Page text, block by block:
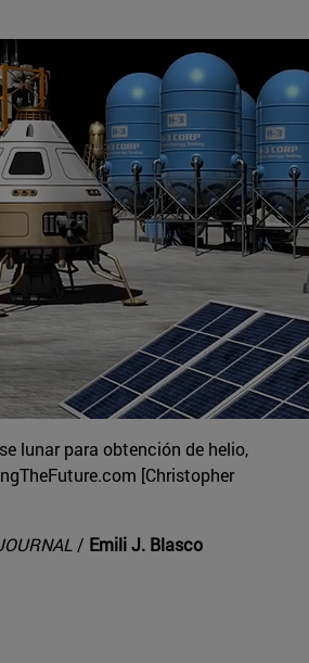
lunar para obtención de helio,
[Christopher
/ Emili J. Blasco